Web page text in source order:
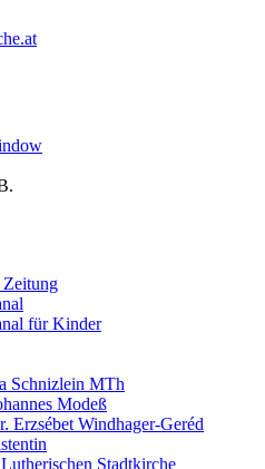
Zeitung
für Kinder
Schnizlein MTh
Modeß
Erzsébet Windhager-Geréd
Stadtkirche